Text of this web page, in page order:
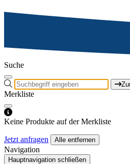
Suche
Merkliste
Keine Produkte auf der Merkliste
Jetzt anfragen Alle entfernen
Navigation
Hauptnavigation schließen